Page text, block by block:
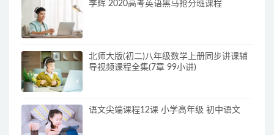
李辉 2020高考英语黑马抢分班课程
北师大版(初二)八年级数学上册同步讲课辅
导视频课程全集(7章 99小讲)
语文尖端课程12课 小学高年级 初中语文